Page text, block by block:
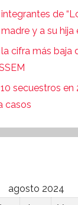
de
y a su hija
cifra más baja
secuestros en
casos
agosto 2024